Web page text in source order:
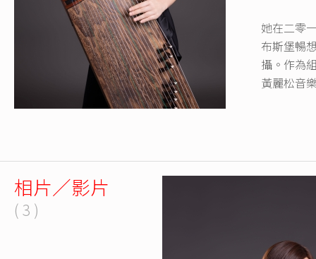
她在二零
布斯堡暢
攝。作為
黃麗松音
相片／影片
( 3 )